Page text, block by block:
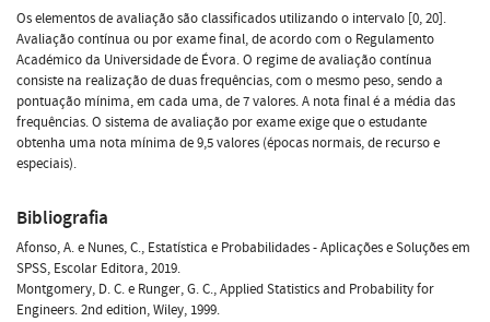
Os elementos de avaliação são classificados utilizando o intervalo [0, 20].
Avaliação contínua ou por exame final, de acordo com o Regulamento
Académico da Universidade de Évora. O regime de avaliação contínua
consiste na realização de duas frequências, com o mesmo peso, sendo a
pontuação mínima, em cada uma, de 7 valores. A nota final é a média das
frequências. O sistema de avaliação por exame exige que o estudante
obtenha uma nota mínima de 9,5 valores (épocas normais, de recurso e
especiais).
Bibliografia
Afonso, A. e Nunes, C., Estatística e Probabilidades - Aplicações e Soluções em
SPSS, Escolar Editora, 2019.
Montgomery, D. C. e Runger, G. C., Applied Statistics and Probability for
Engineers. 2nd edition, Wiley, 1999.